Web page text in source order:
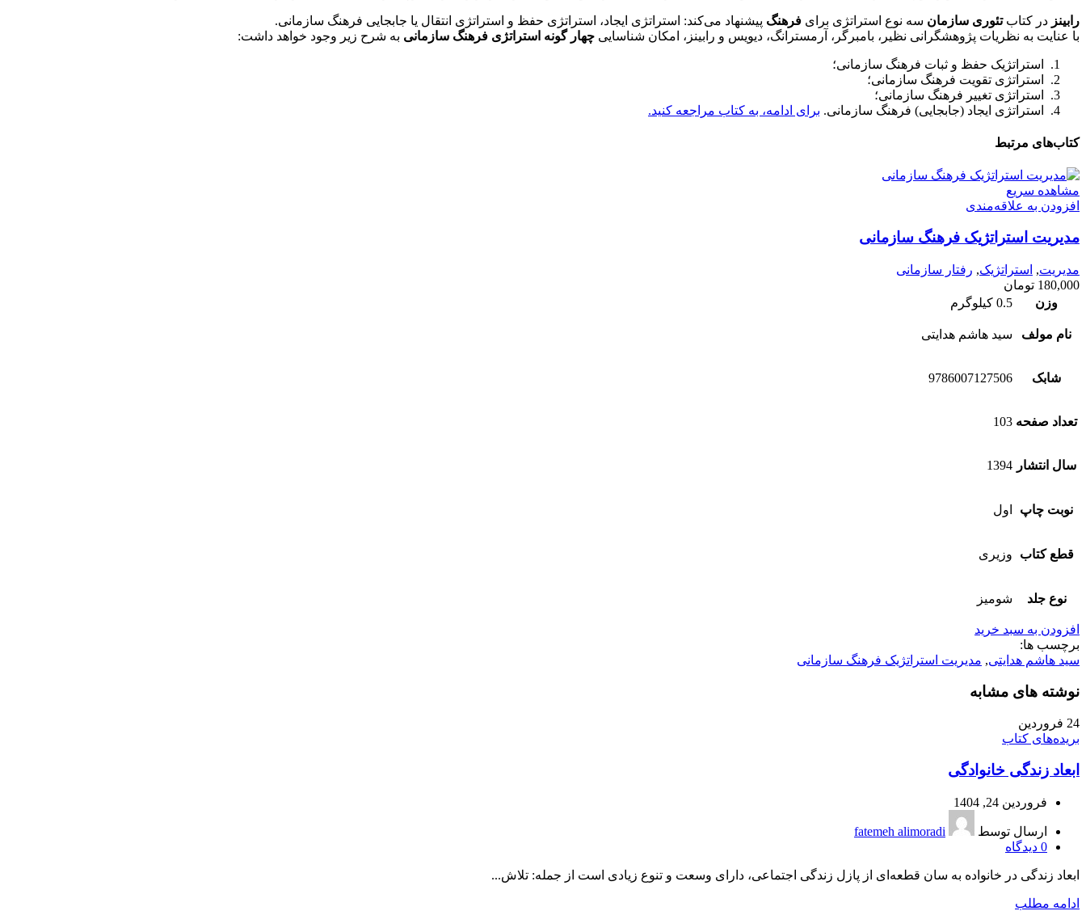
رابینز در کتاب تئوری سازمان سه نوع استراتژی برای فرهنگ پیشنهاد می‌کند: استراتژی ایجاد، استراتژی حفظ و استراتژی انتقال یا جابجایی فرهنگ سازمانی.
با عنایت به نظریات پژوهشگرانی نظیر، بامبرگر، آرمسترانگ، دیویس و رابینز، امکان شناسایی چهار گونه استراتژی فرهنگ سازمانی به شرح زیر وجود خواهد داشت:
استراتژیک حفظ و ثبات فرهنگ سازمانی؛
استراتژی تقویت فرهنگ سازمانی؛
استراتژی تغییر فرهنگ سازمانی؛
استراتژی ایجاد (جابجایی) فرهنگ سازمانی. برای ادامه، به کتاب مراجعه کنید.
کتاب‌های مرتبط
مشاهده سریع
افزودن به علاقه‌مندی
مدیریت استراتژیک فرهنگ سازمانی
مدیریت, استراتژیک, رفتار سازمانی
180,000 تومان
وزن
0.5 کیلوگرم
نام مولف سید هاشم هدایتی
شابک 9786007127506
تعداد صفحه 103
سال انتشار 1394
نوبت چاپ اول
قطع کتاب وزیری
نوع جلد شومیز
افزودن به سبد خرید
برچسب ها:
سید هاشم هدایتی, مدیریت استراتژیک فرهنگ سازمانی
نوشته های مشابه
24 فروردین
بریده‌های کتاب
ابعاد زندگی خانوادگی
فروردین 24, 1404
ارسال توسط
fatemeh alimoradi
0 دیدگاه
ابعاد زندگی در خانواده به سان قطعه‌ای از پازل زندگی اجتماعی، دارای وسعت و تنوع زیادی است از جمله: تلاش...
ادامه مطلب